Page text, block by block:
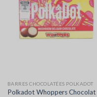
BARRES CHOCOLATÉES POLKADOT
Polkadot Whoppers Chocolat